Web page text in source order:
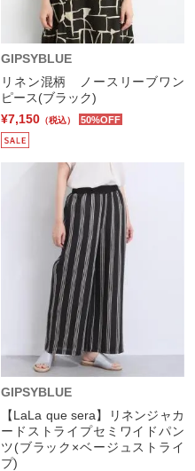
GIPSYBLUE
リネン混柄 ノースリーブワン
ピース(ブラック)
¥7,150 （税込） 50%OFF
GIPSYBLUE
【LaLa que sera】リネンジャカ
ードストライプセミワイドパン
ツ(ブラック×ベージュストライ
プ)